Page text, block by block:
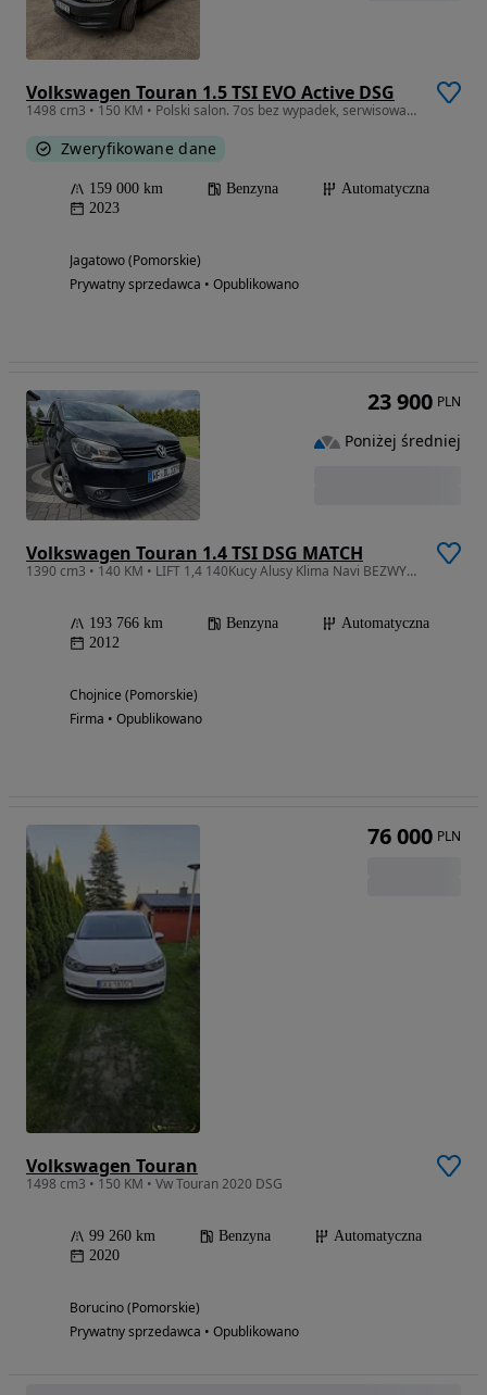
Volkswagen Touran 1.5 TSI EVO Active DSG
1498 cm3 • 150 KM • Polski salon. 7os bez wypadek, serwisowany.
Zweryfikowane dane
159 000 km Benzyna
Automatyczna
2023
Jagatowo (Pomorskie)
Prywatny sprzedawca • Opublikowano
Volkswagen Touran 1.4 TSI DSG MATCH
1390 cm3 • 140 KM • LIFT 1,4 140Kucy Alusy Klima Navi BEZWYPADKOWY Niemcy LIFT
193 766 km Benzyna
Automatyczna
2012
Chojnice (Pomorskie)
Firma • Opublikowano
23 900 PLN
Poniżej średniej
Volkswagen Touran
1498 cm3 • 150 KM • Vw Touran 2020 DSG
99 260 km Benzyna
Automatyczna
2020
Borucino (Pomorskie)
Prywatny sprzedawca • Opublikowano
76 000 PLN